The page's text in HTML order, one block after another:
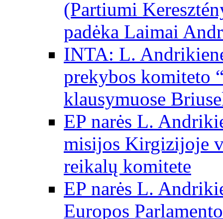
(Partiumi
padėka Laimai
INTA: L.
prekybos komiteto
klausymuose
EP narės L.
misijos Kirgizijoje
reikalų komitete
EP narės L.
Europos